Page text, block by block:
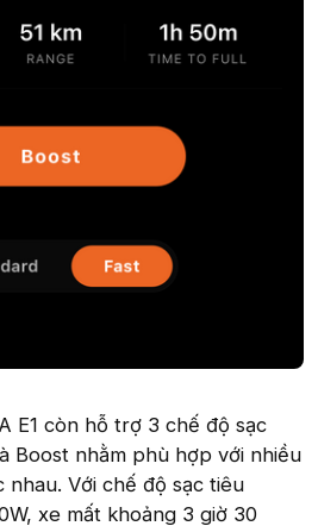
E1 còn hỗ trợ 3 chế độ sạc
Boost nhằm phù hợp với nhiều
nhau. Với chế độ sạc tiêu
xe mất khoảng 3 giờ 30